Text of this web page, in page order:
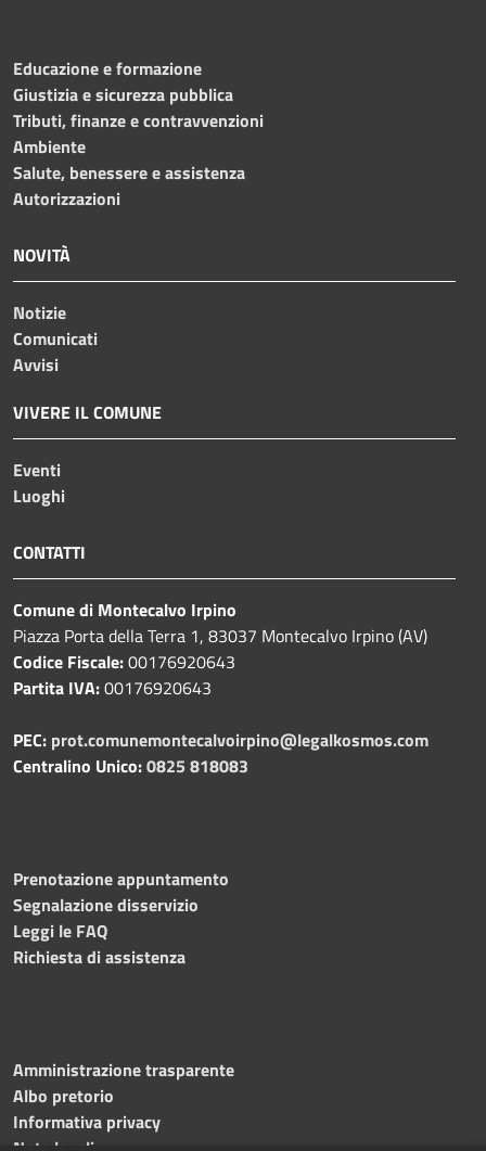
Educazione e formazione
Giustizia e sicurezza pubblica
Tributi, finanze e contravvenzioni
Ambiente
Salute, benessere e assistenza
Autorizzazioni
NOVITÀ
Notizie
Comunicati
Avvisi
VIVERE IL COMUNE
Eventi
Luoghi
CONTATTI
Comune di Montecalvo Irpino
Piazza Porta della Terra 1, 83037 Montecalvo Irpino (AV)
Codice Fiscale:00176920643
Partita IVA:00176920643
PEC: prot.comunemontecalvoirpino@legalkosmos.com
Centralino Unico:0825 818083
Prenotazione appuntamento
Segnalazione disservizio
Leggi le FAQ
Richiesta di assistenza
Amministrazione trasparente
Albo pretorio
Informativa privacy